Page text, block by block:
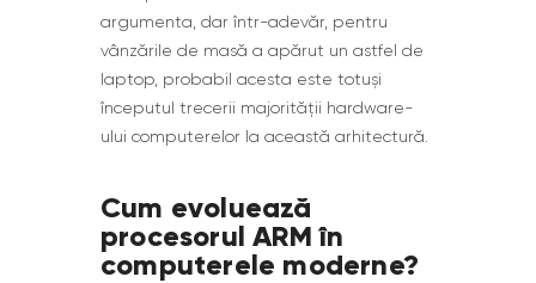
argumenta, dar într-adevăr, pentru
vânzările de masă a apărut un astfel de
laptop, probabil acesta este totuși
începutul trecerii majorității hardware-
ului computerelor la această arhitectură.
Cum evoluează
procesorul ARM în
computerele moderne?